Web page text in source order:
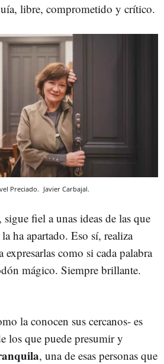
libre, comprometido y crítico.
Preciado. Javier Carbajal.
fiel a unas ideas de las que
ha apartado. Eso sí, realiza
expresarlas como si cada palabra
mágico. Siempre brillante.
la conocen sus cercanos- es
los que puede presumir y
, una de esas personas que